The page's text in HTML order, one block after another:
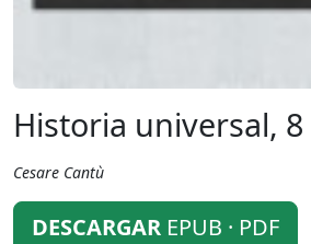
Historia universal, 8
Cesare Cantù
DESCARGAR EPUB · PDF